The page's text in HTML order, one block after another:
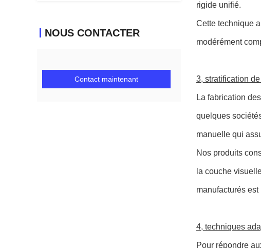
NOUS CONTACTER
Contact maintenant
rigide unifié.
Cette technique
modérément
3, stratification de
La fabrication
quelques
manuelle qui
Nos produits
la couche
manufacturés
4, techniques
Pour répondre